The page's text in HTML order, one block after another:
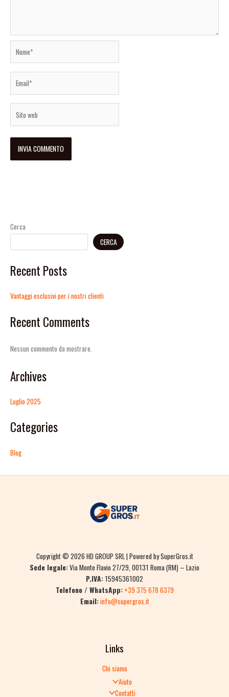
Cerca
CERCA
Recent Posts
Vantaggi esclusivi per i nostri clienti
Recent Comments
Nessun commento da mostrare.
Archives
Luglio 2025
Categories
Blog
web
Copyright © 2026 HD GROUP SRL | Powered by SuperGros.it
Sede legale:Via Monte Flavio 27/29, 00131 Roma (RM) – Lazio
P.IVA:15945361002
Telefono / WhatsApp: +39 375 678 6379
Email:info@supergros.it
Links
Chi siamo
Aiuto
Contatti